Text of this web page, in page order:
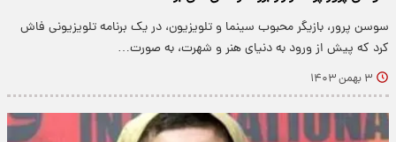
سوسن پرور، بازیگر محبوب سینما و تلویزیون، در یک برنامه تلویزیونی فاش
کرد که پیش از ورود به دنیای هنر و شهرت، به صورت…
۳ بهمن ۱۴۰۳